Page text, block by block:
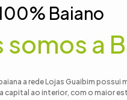
Baiano
somos a
a rede Lojas Guaibim
capital ao interior, com o maior
4º
sofá
cama
6
7º
tv